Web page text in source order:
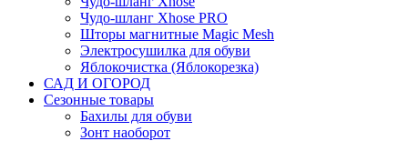
Чудо-шланг Xhose PRO
Шторы магнитные Magic Mesh
Электросушилка для обуви
Яблокочистка (Яблокорезка)
САД И ОГОРОД
Сезонные товары
Бахилы для обуви
Зонт наоборот